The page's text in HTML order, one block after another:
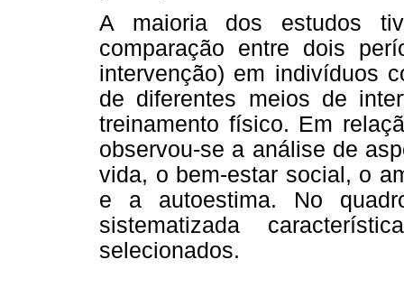
A maioria dos estudos
comparação entre dois
intervenção) em indivíduos
de diferentes meios de
treinamento físico. Em
observou-se a análise de
vida, o bem-estar social, o
e a autoestima. No
sistematizada
selecionados.